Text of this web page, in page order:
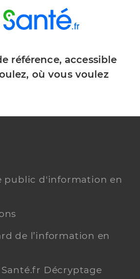
référence, accessible
où vous voulez
public d'information en
de l’information en
Décryptage